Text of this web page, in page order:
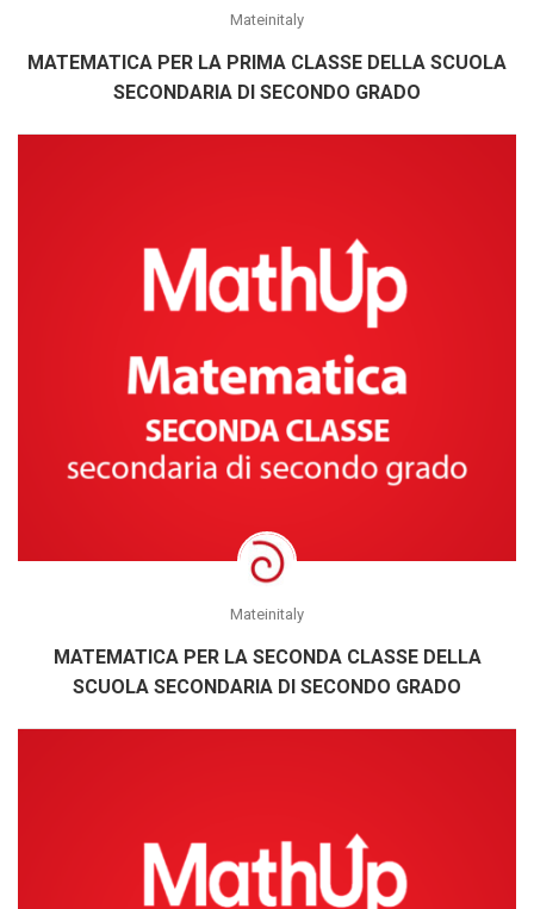
Mateinitaly
MATEMATICA PER LA PRIMA CLASSE DELLA SCUOLA
SECONDARIA DI SECONDO GRADO
Mateinitaly
MATEMATICA PER LA SECONDA CLASSE DELLA
SCUOLA SECONDARIA DI SECONDO GRADO